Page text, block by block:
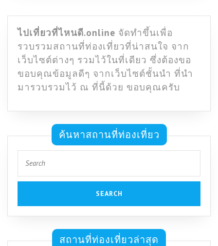
ไปเที่ยวที่ไหนดี.online จัดทำขึ้นเพื่อ
รวบรวมสถานที่ท่องเที่ยวที่น่าสนใจ จาก
เว็บไซต์ต่างๆ รวมไว้ในที่เดียว ซึ่งต้องขอ
ขอบคุณข้อมูลดีๆ จากเว็บไซต์ชั้นนำ ที่นำ
มารวบรวมไว้ ณ ที่นี้ด้วย ขอบคุณครับ
ค้นหาสถานที่ท่องเที่ยว
for:
สถานที่ท่องเที่ยวล่าสุด